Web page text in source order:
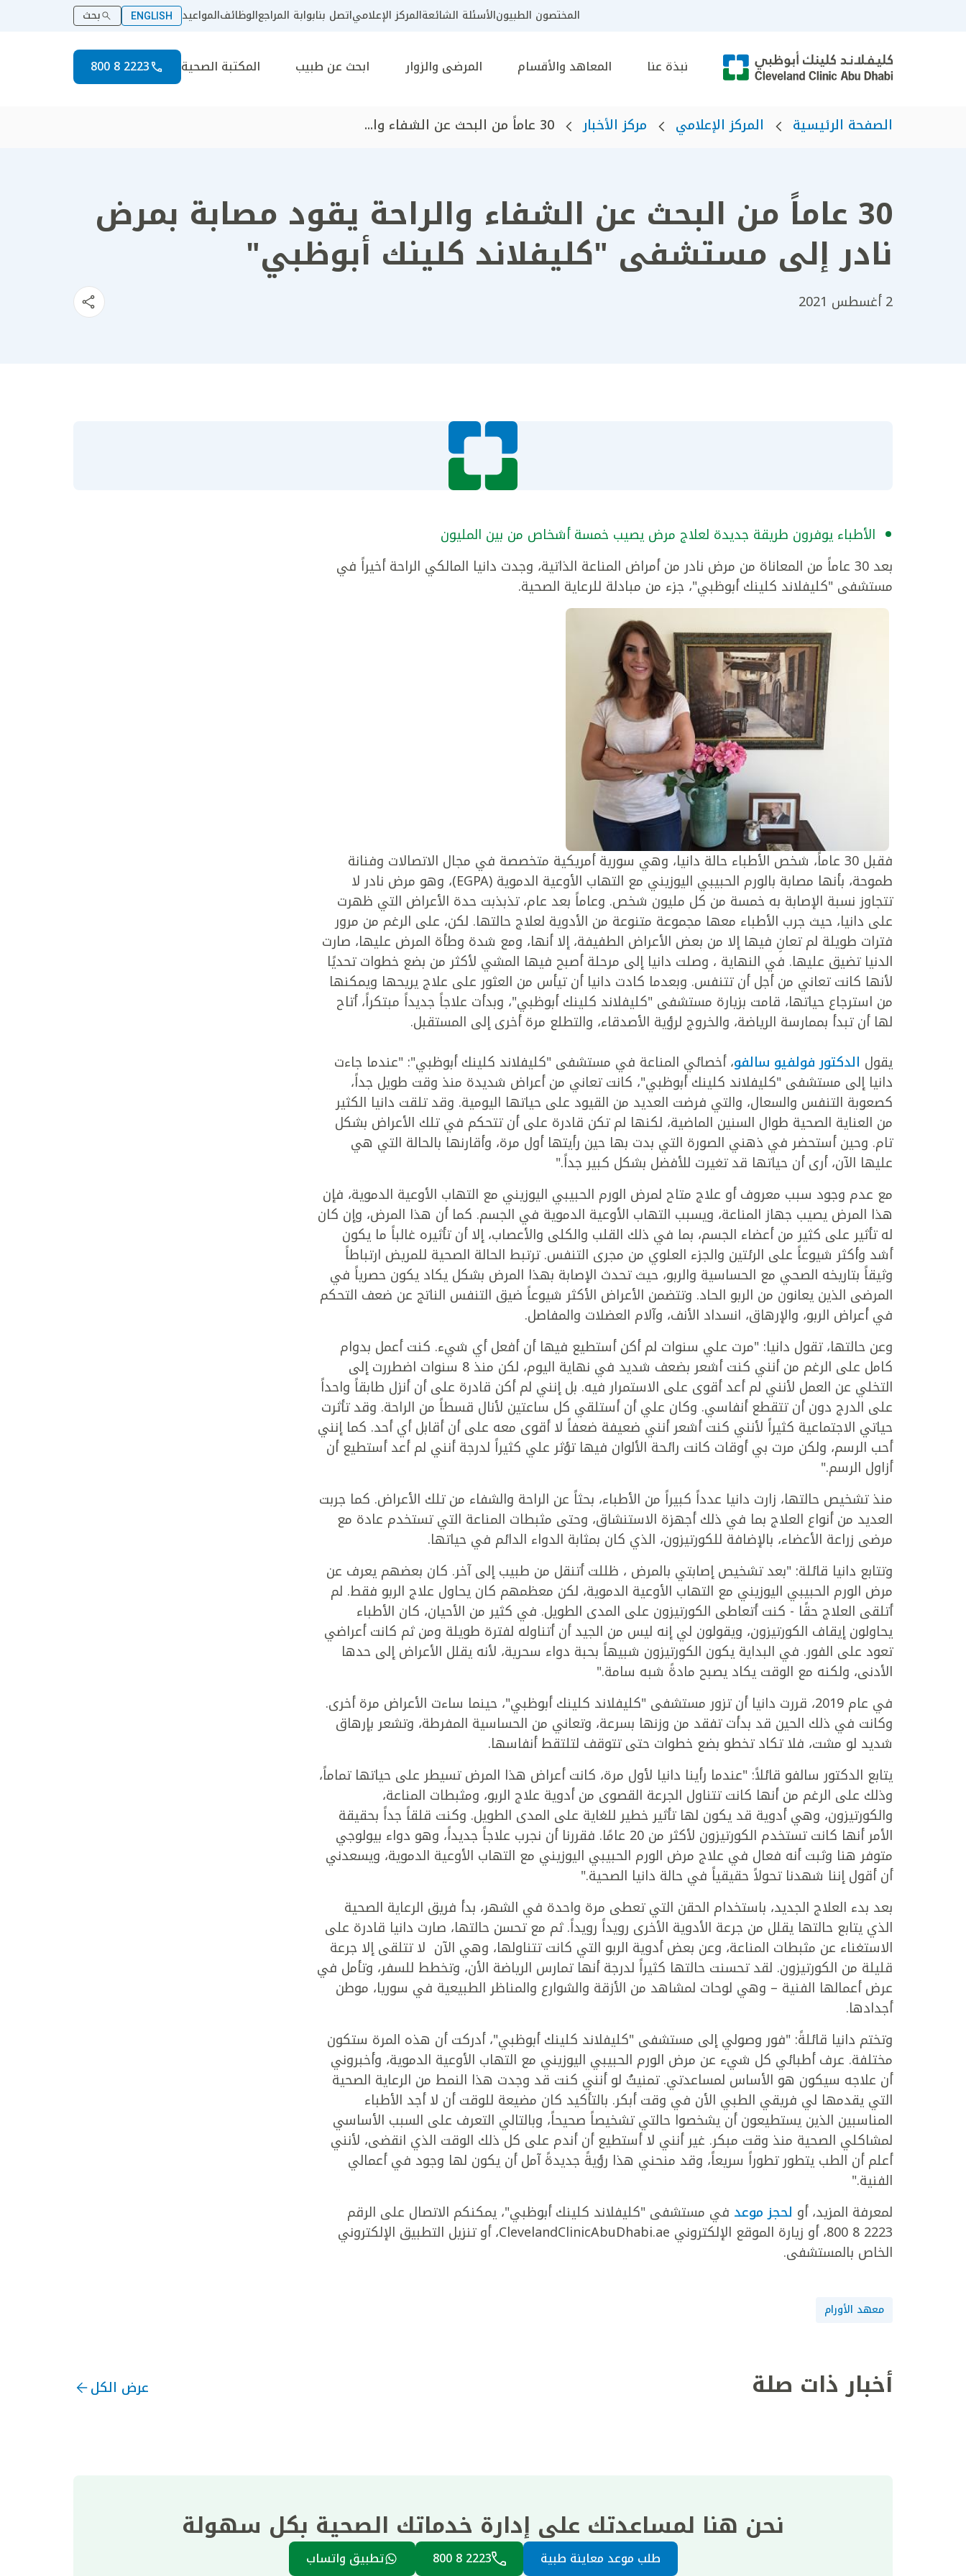
المختصون الطبيونالأسئلة الشائعةالمركز الإعلامياتصل بنابوابة المراجعالوظائفالمواعيد ENGLISH بحث
نبذة عنا المعاهد والأقسام المرضى والزوار ابحث عن طبيب المكتبة الصحية 2223 8 800
الصفحة الرئيسية المركز الإعلامي مركز الأخبار 30 عاماً من البحث عن الشفاء وا...
30 عاماً من البحث عن الشفاء والراحة يقود مصابة بمرض
نادر إلى مستشفى "كليفلاند كلينك أبوظبي"
2 أغسطس 2021
الأطباء يوفرون طريقة جديدة لعلاج مرض يصيب خمسة أشخاص من بين المليون
بعد 30 عاماً من المعاناة من مرض نادر من أمراض المناعة الذاتية، وجدت دانيا المالكي الراحة أخيراً في
مستشفى "كليفلاند كلينك أبوظبي"، جزء من مبادلة للرعاية الصحية.
فقبل 30 عاماً، شخص الأطباء حالة دانيا، وهي سورية أمريكية متخصصة في مجال الاتصالات وفنانة
طموحة، بأنها مصابة بالورم الحبيبي اليوزيني مع التهاب الأوعية الدموية (EGPA)، وهو مرض نادر لا
تتجاوز نسبة الإصابة به خمسة من كل مليون شخص. وعاماً بعد عام، تذبذبت حدة الأعراض التي ظهرت
على دانيا، حيث جرب الأطباء معها مجموعة متنوعة من الأدوية لعلاج حالتها. لكن، على الرغم من مرور
فترات طويلة لم تعانِ فيها إلا من بعض الأعراض الطفيفة، إلا أنها، ومع شدة وطأة المرض عليها، صارت
الدنيا تضيق عليها. في النهاية ، وصلت دانيا إلى مرحلة أصبح فيها المشي لأكثر من بضع خطوات تحديًا
لأنها كانت تعاني من أجل أن تتنفس. وبعدما كادت دانيا أن تيأس من العثور على علاج يريحها ويمكنها
من استرجاع حياتها، قامت بزيارة مستشفى "كليفلاند كلينك أبوظبي"، وبدأت علاجاً جديداً مبتكراً، أتاح
لها أن تبدأ بممارسة الرياضة، والخروج لرؤية الأصدقاء، والتطلع مرة أخرى إلى المستقبل.
يقول الدكتور فولفيو سالفو، أخصائي المناعة في مستشفى "كليفلاند كلينك أبوظبي": "عندما جاءت
دانيا إلى مستشفى "كليفلاند كلينك أبوظبي"، كانت تعاني من أعراض شديدة منذ وقت طويل جداً،
كصعوبة التنفس والسعال، والتي فرضت العديد من القيود على حياتها اليومية. وقد تلقت دانيا الكثير
من العناية الصحية طوال السنين الماضية، لكنها لم تكن قادرة على أن تتحكم في تلك الأعراض بشكل
تام. وحين أستحضر في ذهني الصورة التي بدت بها حين رأيتها أول مرة، وأقارنها بالحالة التي هي
عليها الآن، أرى أن حياتها قد تغيرت للأفضل بشكل كبير جداً."
مع عدم وجود سبب معروف أو علاج متاح لمرض الورم الحبيبي اليوزيني مع التهاب الأوعية الدموية، فإن
هذا المرض يصيب جهاز المناعة، ويسبب التهاب الأوعية الدموية في الجسم. كما أن هذا المرض، وإن كان
له تأثير على كثير من أعضاء الجسم، بما في ذلك القلب والكلى والأعصاب، إلا أن تأثيره غالباً ما يكون
أشد وأكثر شيوعاً على الرئتين والجزء العلوي من مجرى التنفس. ترتبط الحالة الصحية للمريض ارتباطاً
وثيقاً بتاريخه الصحي مع الحساسية والربو، حيث تحدث الإصابة بهذا المرض بشكل يكاد يكون حصرياً في
المرضى الذين يعانون من الربو الحاد. وتتضمن الأعراض الأكثر شيوعاً ضيق التنفس الناتج عن ضعف التحكم
في أعراض الربو، والإرهاق، انسداد الأنف، وآلام العضلات والمفاصل.
وعن حالتها، تقول دانيا: "مرت علي سنوات لم أكن أستطيع فيها أن أفعل أي شيء. كنت أعمل بدوام
كامل على الرغم من أنني كنت أشعر بضعف شديد في نهاية اليوم، لكن منذ 8 سنوات اضطررت إلى
التخلي عن العمل لأنني لم أعد أقوى على الاستمرار فيه. بل إنني لم أكن قادرة على أن أنزل طابقاً واحداً
على الدرج دون أن تتقطع أنفاسي. وكان علي أن أستلقي كل ساعتين لأنال قسطاً من الراحة. وقد تأثرت
حياتي الاجتماعية كثيراً لأنني كنت أشعر أنني ضعيفة ضعفاً لا أقوى معه على أن أقابل أي أحد. كما إنني
أحب الرسم، ولكن مرت بي أوقات كانت رائحة الألوان فيها تؤثر علي كثيراً لدرجة أنني لم أعد أستطيع أن
أزاول الرسم."
منذ تشخيص حالتها، زارت دانيا عدداً كبيراً من الأطباء، بحثاً عن الراحة والشفاء من تلك الأعراض. كما جربت
العديد من أنواع العلاج بما في ذلك أجهزة الاستنشاق، وحتى مثبطات المناعة التي تستخدم عادة مع
مرضى زراعة الأعضاء، بالإضافة للكورتيزون، الذي كان بمثابة الدواء الدائم في حياتها.
وتتابع دانيا قائلة: "بعد تشخيص إصابتي بالمرض ، ظللت أتنقل من طبيب إلى آخر. كان بعضهم يعرف عن
مرض الورم الحبيبي اليوزيني مع التهاب الأوعية الدموية، لكن معظمهم كان يحاول علاج الربو فقط. لم
أتلقى العلاج حقًا - كنت أتعاطى الكورتيزون على المدى الطويل. في كثير من الأحيان، كان الأطباء
يحاولون إيقاف الكورتيزون، ويقولون لي إنه ليس من الجيد أن أتناوله لفترة طويلة ومن ثم كانت أعراضي
تعود على الفور. في البداية يكون الكورتيزون شبيهاً بحبة دواء سحرية، لأنه يقلل الأعراض إلى حدها
الأدنى، ولكنه مع الوقت يكاد يصبح مادةً شبه سامة."
في عام 2019، قررت دانيا أن تزور مستشفى "كليفلاند كلينك أبوظبي"، حينما ساءت الأعراض مرة أخرى.
وكانت في ذلك الحين قد بدأت تفقد من وزنها بسرعة، وتعاني من الحساسية المفرطة، وتشعر بإرهاق
شديد لو مشت، فلا تكاد تخطو بضع خطوات حتى تتوقف لتلتقط أنفاسها.
يتابع الدكتور سالفو قائلاً: "عندما رأينا دانيا لأول مرة، كانت أعراض هذا المرض تسيطر على حياتها تماماً،
وذلك على الرغم من أنها كانت تتناول الجرعة القصوى من أدوية علاج الربو، ومثبطات المناعة،
والكورتيزون، وهي أدوية قد يكون لها تأثير خطير للغاية على المدى الطويل. وكنت قلقاً جداً بحقيقة
الأمر أنها كانت تستخدم الكورتيزون لأكثر من 20 عامًا. فقررنا أن نجرب علاجاً جديداً، وهو دواء بيولوجي
متوفر هنا وثبت أنه فعال في علاج مرض الورم الحبيبي اليوزيني مع التهاب الأوعية الدموية، ويسعدني
أن أقول إننا شهدنا تحولاً حقيقياً في حالة دانيا الصحية."
بعد بدء العلاج الجديد، باستخدام الحقن التي تعطى مرة واحدة في الشهر، بدأ فريق الرعاية الصحية
الذي يتابع حالتها يقلل من جرعة الأدوية الأخرى رويداً رويداً. ثم مع تحسن حالتها، صارت دانيا قادرة على
الاستغناء عن مثبطات المناعة، وعن بعض أدوية الربو التي كانت تتناولها، وهي الآن لا تتلقى إلا جرعة
قليلة من الكورتيزون. لقد تحسنت حالتها كثيراً لدرجة أنها تمارس الرياضة الأن، وتخطط للسفر، وتأمل في
عرض أعمالها الفنية – وهي لوحات لمشاهد من الأزقة والشوارع والمناظر الطبيعية في سوريا، موطن
أجدادها.
وتختم دانيا قائلةً: "فور وصولي إلى مستشفى "كليفلاند كلينك أبوظبي"، أدركت أن هذه المرة ستكون
مختلفة. عرف أطبائي كل شيء عن مرض الورم الحبيبي اليوزيني مع التهاب الأوعية الدموية، وأخبروني
أن علاجه سيكون هو الأساس لمساعدتي. تمنيتُ لو أنني كنت قد وجدت هذا النمط من الرعاية الصحية
التي يقدمها لي فريقي الطبي الأن في وقت أبكر. بالتأكيد كان مضيعة للوقت أن لا أجد الأطباء
المناسبين الذين يستطيعون أن يشخصوا حالتي تشخيصاً صحيحاً، وبالتالي التعرف على السبب الأساسي
لمشاكلي الصحية منذ وقت مبكر. غير أنني لا أستطيع أن أندم على كل ذلك الوقت الذي انقضى، لأنني
أعلم أن الطب يتطور تطوراً سريعاً، وقد منحني هذا رؤيةً جديدةً آمل أن يكون لها وجود في أعمالي
الفنية."
لمعرفة المزيد، أو لحجز موعد في مستشفى "كليفلاند كلينك أبوظبي"، يمكنكم الاتصال على الرقم
2223 8 800، أو زيارة الموقع الإلكتروني ClevelandClinicAbuDhabi.ae، أو تنزيل التطبيق الإلكتروني
الخاص بالمستشفى.
معهد الأورام
أخبار ذات صلة عرض الكل
نحن هنا لمساعدتك على إدارة خدماتك الصحية بكل سهولة
طلب موعد معاينة طبية 2223 8 800 تطبيق واتساب